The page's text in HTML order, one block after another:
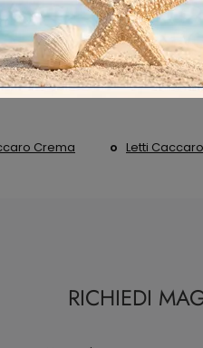
Crema Letti
RICHIEDI